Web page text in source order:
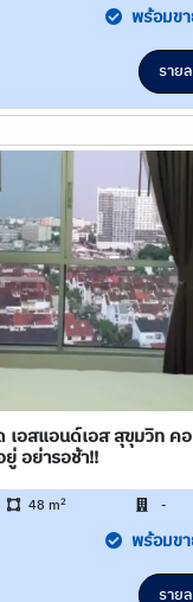
พร้อมข
ราย
เอสแอนด์เอส สุขุมวิท ค
อย่ารอช้า!!
48 m2 -
พร้อมข
ราย